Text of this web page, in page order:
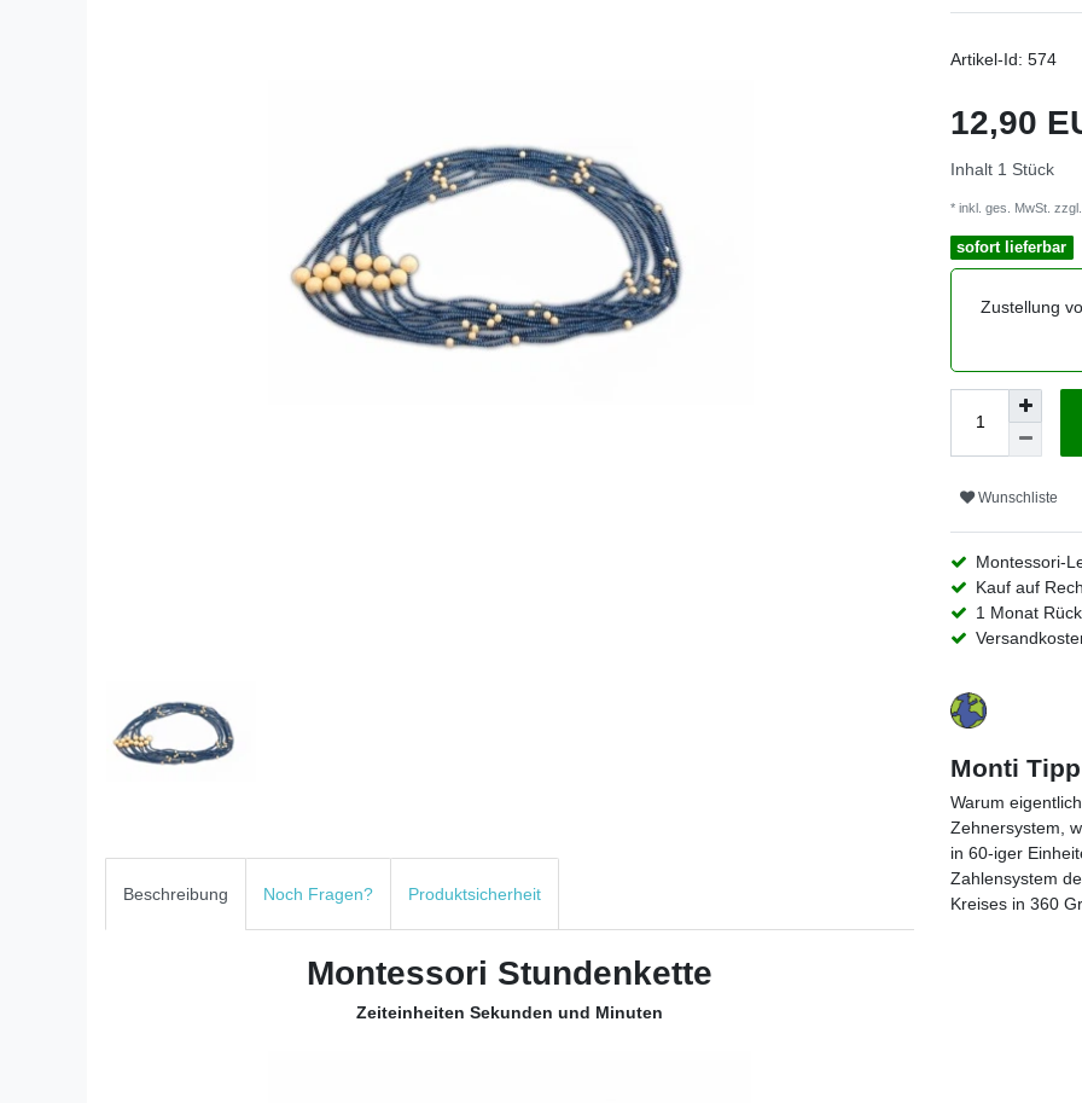
Beschreibung Noch Fragen? Produktsicherheit
Montessori Stundenkette
Zeiteinheiten Sekunden und Minuten
Artikel-Id: 574
12,90
Inhalt 1 Stück
* inkl. ges. MwSt. zzgl.
sofort lieferbar
Zustellung
Wunschliste
Montessori-
Kauf auf
1 Monat
Monti Tipp
Warum
Zehnersystem,
in 60-iger
Zahlensystem
Kreises in 360